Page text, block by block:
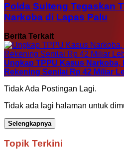
Polda Sulteng Tegaskan
Narkoba di Lapas Palu
Berita Terkait
Ungkap TPPU Kasus Narkoba,
Rekening Senilai Rp 42 Miliar
Tidak Ada Postingan Lagi.
Tidak ada lagi halaman untuk
Selengkapnya
Topik Terkini